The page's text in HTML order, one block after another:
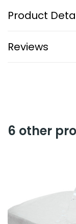
Product
Reviews
6 other